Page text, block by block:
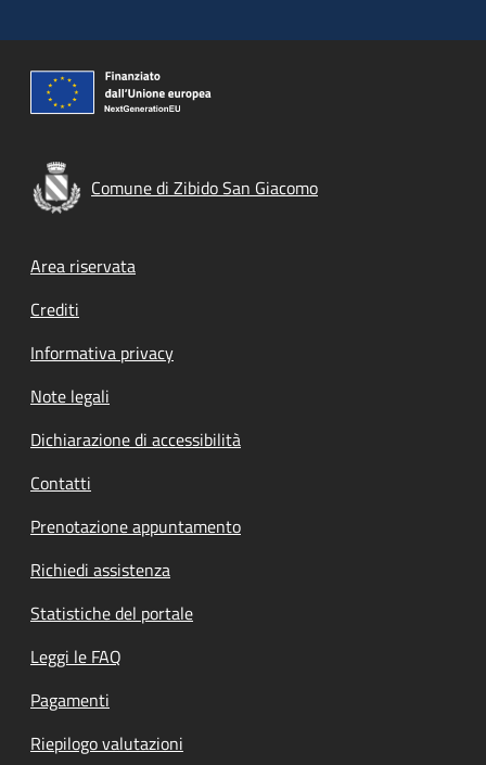
Comune di Zibido San Giacomo
Footer menu
Area riservata
Crediti
Informativa privacy
Note legali
Dichiarazione di accessibilità
Contatti
Prenotazione appuntamento
Richiedi assistenza
Statistiche del portale
Leggi le FAQ
Pagamenti
Riepilogo valutazioni